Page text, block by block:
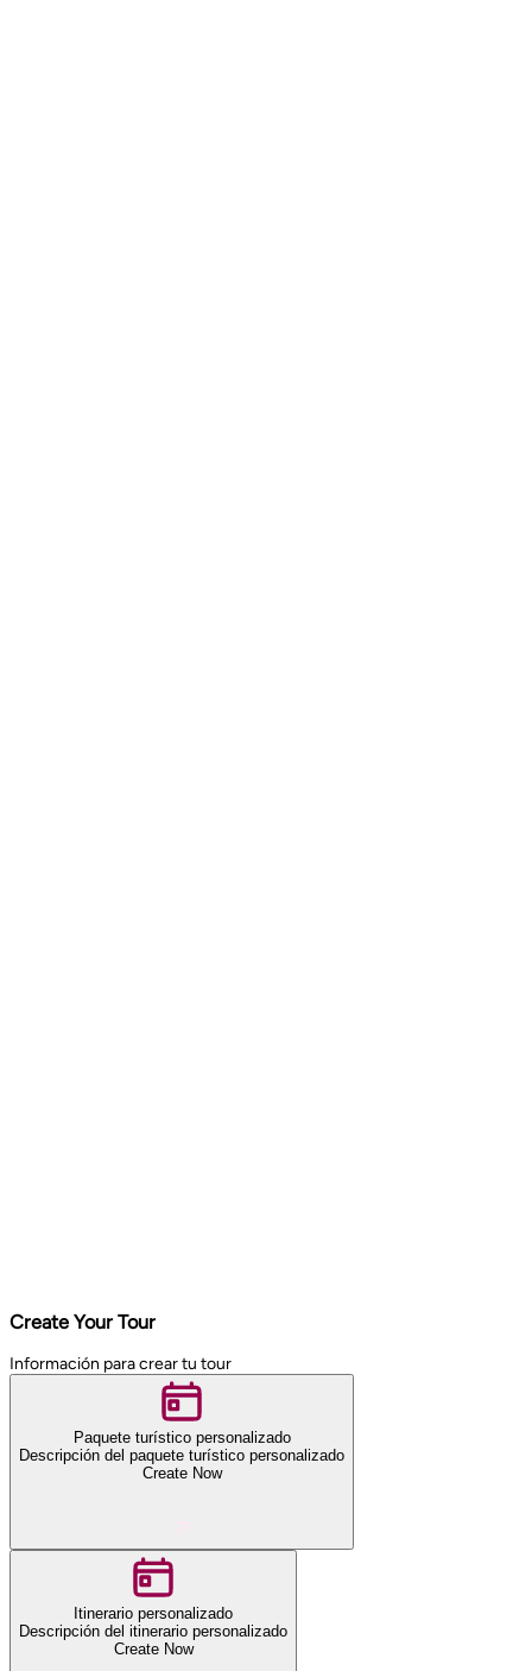
Create Your Tour
Información para crear tu tour
Paquete turístico personalizado
Descripción del paquete turístico personalizado
Create Now
Itinerario personalizado
Descripción del itinerario personalizado
Create Now